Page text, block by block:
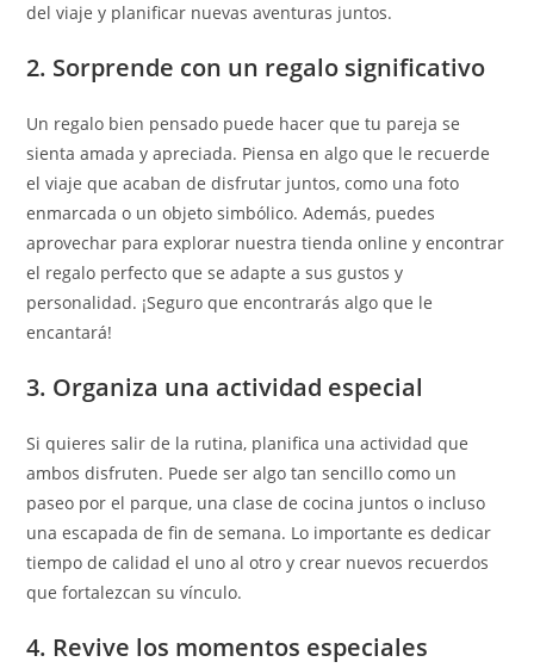
del viaje y planificar nuevas aventuras juntos.
2. Sorprende con un regalo significativo
Un regalo bien pensado puede hacer que tu pareja se
sienta amada y apreciada. Piensa en algo que le recuerde
el viaje que acaban de disfrutar juntos, como una foto
enmarcada o un objeto simbólico. Además, puedes
aprovechar para explorar nuestra tienda online y encontrar
el regalo perfecto que se adapte a sus gustos y
personalidad. ¡Seguro que encontrarás algo que le
encantará!
3. Organiza una actividad especial
Si quieres salir de la rutina, planifica una actividad que
ambos disfruten. Puede ser algo tan sencillo como un
paseo por el parque, una clase de cocina juntos o incluso
una escapada de fin de semana. Lo importante es dedicar
tiempo de calidad el uno al otro y crear nuevos recuerdos
que fortalezcan su vínculo.
4. Revive los momentos especiales